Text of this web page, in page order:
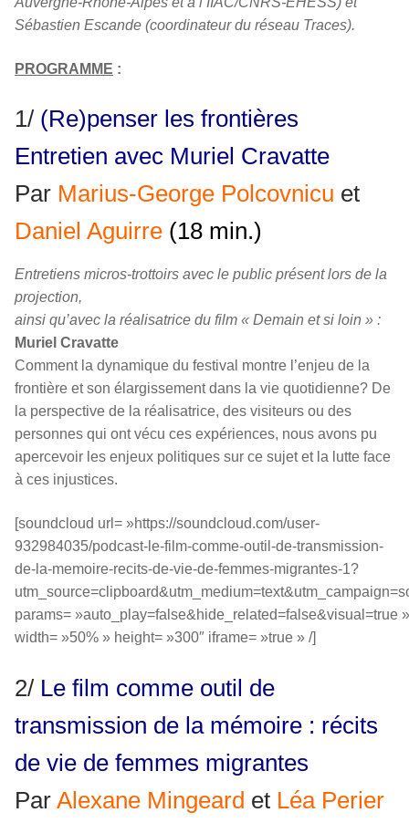
Sébastien Escande (coordinateur du réseau Traces).
PROGRAMME :
1/ (Re)penser les frontières
Entretien avec Muriel Cravatte
Par Marius-George Polcovnicu et
Daniel Aguirre (18 min.)
Entretiens micros-trottoirs avec le public présent lors de la
projection,
ainsi qu’avec la réalisatrice du film « Demain et si loin » :
Muriel Cravatte
Comment la dynamique du festival montre l’enjeu de la
frontière et son élargissement dans la vie quotidienne? De
la perspective de la réalisatrice, des visiteurs ou des
personnes qui ont vécu ces expériences, nous avons pu
apercevoir les enjeux politiques sur ce sujet et la lutte face
à ces injustices.
[soundcloud url= »https://soundcloud.com/user-
932984035/podcast-le-film-comme-outil-de-transmission-
de-la-memoire-recits-de-vie-de-femmes-migrantes-1?
params= »auto_play=false&hide_related=false&visual=true »
width= »50% » height= »300″ iframe= »true » /]
2/ Le film comme outil de
transmission de la mémoire : récits
de vie de femmes migrantes
Par Alexane Mingeard et Léa Perier